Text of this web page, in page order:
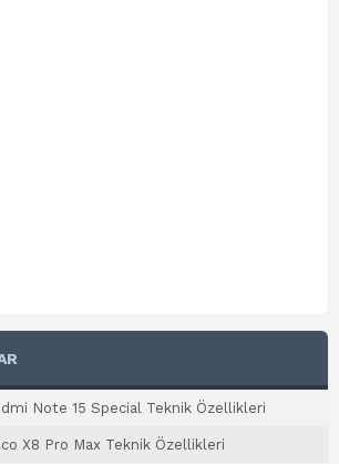
Note 15 Special Teknik Özellikleri
X8 Pro Max Teknik Özellikleri